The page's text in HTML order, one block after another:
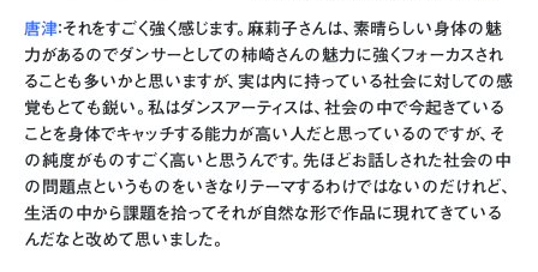
唐津：それをすごく強く感じます。麻莉子さんは、素晴らしい身体の魅
力があるのでダンサーとしての柿崎さんの魅力に強くフォーカスされ
ることも多いかと思いますが、実は内に持っている社会に対しての感
覚もとても鋭い。私はダンスアーティスは、社会の中で今起きている
ことを身体でキャッチする能力が高い人だと思っているのですが、そ
の純度がものすごく高いと思うんです。先ほどお話しされた社会の中
の問題点というものをいきなりテーマするわけではないのだけれど、
生活の中から課題を拾ってそれが自然な形で作品に現れてきている
んだなと改めて思いました。